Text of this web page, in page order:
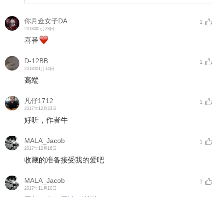
你月佥女子DA
2018年5月28日
1
喜番
D-12BB
2018年1月14日
1
高端
凡仔1712
2017年12月23日
1
好听，作者牛
MALA_Jacob
2017年12月16日
1
收藏的准备接受我的爱吧
MALA_Jacob
2017年11月10日
1